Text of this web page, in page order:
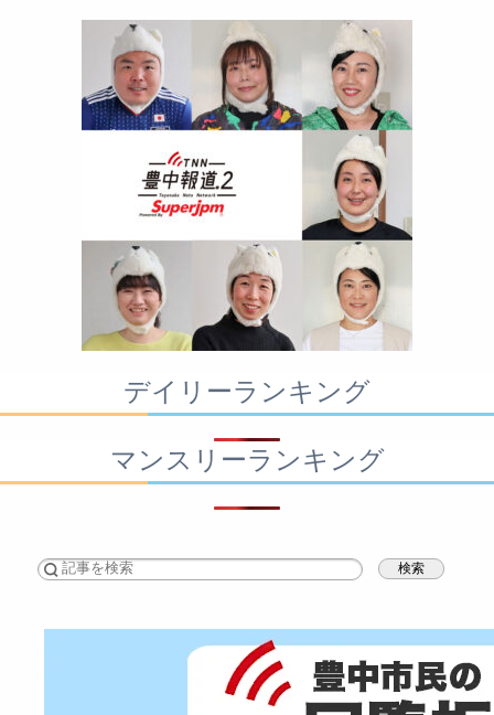
デイリーランキング
マンスリーランキング
検索